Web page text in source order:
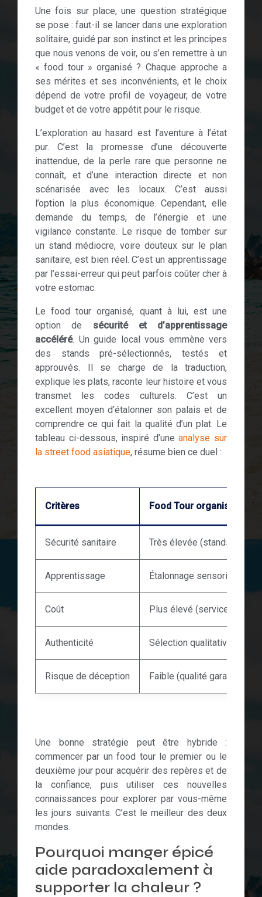
Une fois sur place, une question stratégique
se pose : faut-il se lancer dans une exploration
solitaire, guidé par son instinct et les principes
que nous venons de voir, ou s’en remettre à un
« food tour » organisé ? Chaque approche a
ses mérites et ses inconvénients, et le choix
dépend de votre profil de voyageur, de votre
budget et de votre appétit pour le risque.
L’exploration au hasard est l’aventure à l’état
pur. C’est la promesse d’une découverte
inattendue, de la perle rare que personne ne
connaît, et d’une interaction directe et non
scénarisée avec les locaux. C’est aussi
l’option la plus économique. Cependant, elle
demande du temps, de l’énergie et une
vigilance constante. Le risque de tomber sur
un stand médiocre, voire douteux sur le plan
sanitaire, est bien réel. C’est un apprentissage
par l’essai-erreur qui peut parfois coûter cher à
votre estomac.
Le food tour organisé, quant à lui, est une
option de sécurité et d’apprentissage
accéléré. Un guide local vous emmène vers
des stands pré-sélectionnés, testés et
approuvés. Il se charge de la traduction,
explique les plats, raconte leur histoire et vous
transmet les codes culturels. C’est un
excellent moyen d’étalonner son palais et de
comprendre ce qui fait la qualité d’un plat. Le
tableau ci-dessous, inspiré d’uneanalyse sur
la street food asiatique, résume bien ce duel :
Critères Food Tour organisé
Sécurité sanitaire Très élevée (stands
Apprentissage Étalonnage sensoriel
Coût Plus élevé (service de
Authenticité Sélection qualitative mais
Risque de déception Faible (qualité garantie)
Une bonne stratégie peut être hybride :
commencer par un food tour le premier ou le
deuxième jour pour acquérir des repères et de
la confiance, puis utiliser ces nouvelles
connaissances pour explorer par vous-même
les jours suivants. C’est le meilleur des deux
mondes.
Pourquoi manger épicé
aide paradoxalement à
supporter la chaleur ?